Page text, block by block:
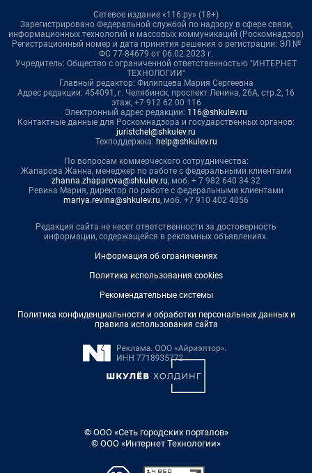
Сетевое издание «116.ру» (18+)
Зарегистрировано Федеральной службой по надзору в сфере связи,
информационных технологий и массовых коммуникаций (Роскомнадзор)
Регистрационный номер и дата принятия решения о регистрации: ЭЛ №
ФС 77-84679 от 06.02.2023 г.
Учредитель: Общество с ограниченной ответственностью "ИНТЕРНЕТ
ТЕХНОЛОГИИ"
Главный редактор: Филипцева Мария Сергеевна
Адрес редакции: 454091, г. Челябинск, проспект Ленина, 26А, стр.2, 16
этаж, +7 912 62 00 116
Электронный адрес редакции: 116@shkulev.ru
Контактные данные для Роскомнадзора и государственных органов:
juristchel@shkulev.ru
Техподдержка: help@shkulev.ru
По вопросам коммерческого сотрудничества:
Жапарова Жанна, менеджер по работе с федеральными клиентами
zhanna.zhaparova@shkulev.ru, моб. + 7 982 640 34 32
Ревина Мария, директор по работе с федеральными клиентами
mariya.revina@shkulev.ru, моб. +7 910 402 4056
Редакция сайта не несет ответственности за достоверность
информации, содержащейся в рекламных объявлениях.
Информация об ограничениях
Политика использования cookies
Рекомендательные системы
Политика конфиденциальности и обработки персональных данных и
правила использования сайта
© ООО «Сеть городских порталов»
© ООО «Интернет Технологии»